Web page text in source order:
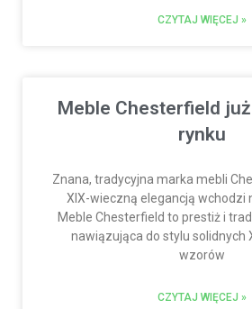
CZYTAJ WIĘCEJ »
Meble Chesterfield
rynku
Znana, tradycyjna marka mebli
XIX-wieczną elegancją wchodzi
Meble Chesterfield to prestiż i
nawiązująca do stylu solidnych
wzorów
CZYTAJ WIĘCEJ »